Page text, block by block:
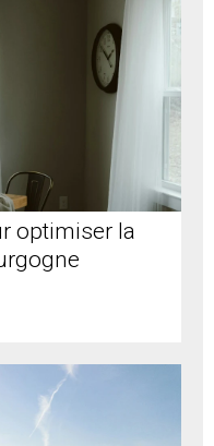
optimiser la